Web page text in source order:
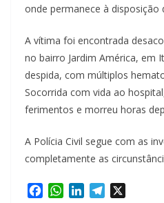
onde permanece à disposição
A vítima foi encontrada
no bairro Jardim América, em
despida, com múltiplos
Socorrida com vida ao
ferimentos e morreu horas
A Polícia Civil segue com as
completamente as
W